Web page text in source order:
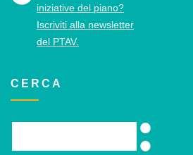
iniziative del piano?
Iscriviti alla newsletter
del PTAV.
CERCA